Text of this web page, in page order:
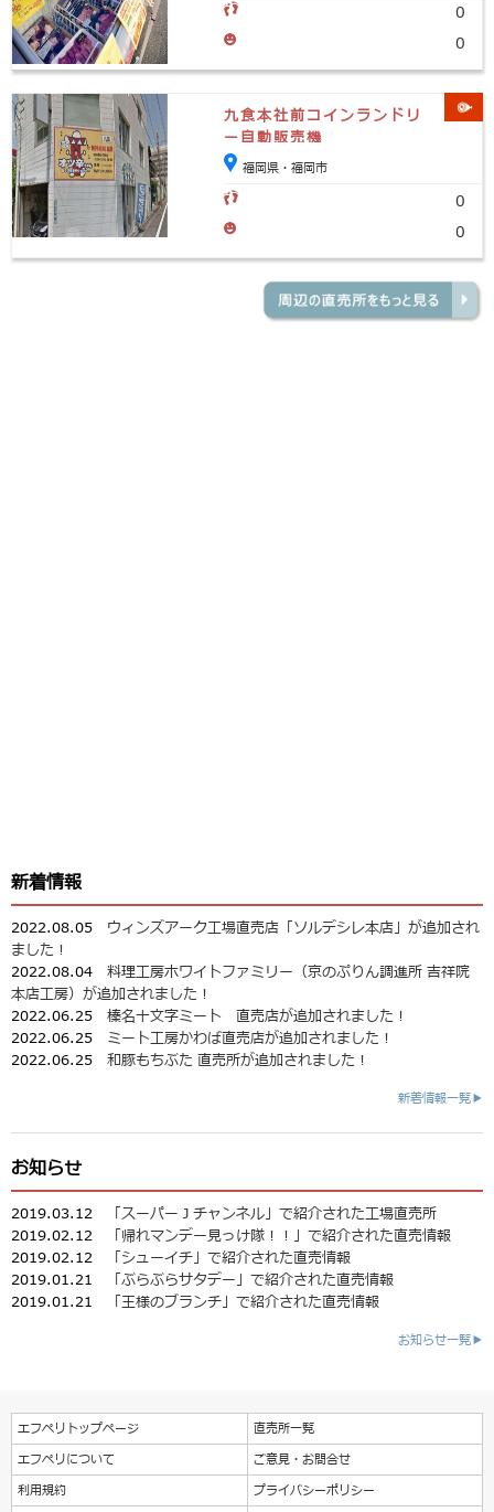
0
0
九食本社前コインランドリ
ー自動販売機
福岡県・福岡市
0
0
新着情報
2022.08.05 ウィンズアーク工場直売店「ソルデシレ本店」が追加され
ました！
2022.08.04 料理工房ホワイトファミリー（京のぷりん調進所 吉祥院
本店工房）が追加されました！
2022.06.25 榛名十文字ミート 直売店が追加されました！
2022.06.25 ミート工房かわば直売店が追加されました！
2022.06.25 和豚もちぶた 直売所が追加されました！
新着情報一覧▶
お知らせ
2019.03.12
「スーパーＪチャンネル」で紹介された工場直売所
2019.02.12
「帰れマンデー見っけ隊！！」で紹介された直売情報
2019.02.12
「シューイチ」で紹介された直売情報
2019.01.21
「ぶらぶらサタデー」で紹介された直売情報
2019.01.21
「王様のブランチ」で紹介された直売情報
お知らせ一覧▶
エフペリトップページ
直売所一覧
エフペリについて
ご意見・お問合せ
利用規約
プライバシーポリシー